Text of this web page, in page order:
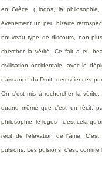
en Grèce, ( logos, la
événement un peu bizarre
nouveau type de discours, non
chercher la vérité. Ce fait a eu
civilisation occidentale, avec le
naissance du Droit, des sciences
On s'est mis à rechercher la
quand même que c'est un récit,
philosophie, le logos - c'est cela
récit de l'élévation de l'âme.
pulsions. Les pulsions, c'est,